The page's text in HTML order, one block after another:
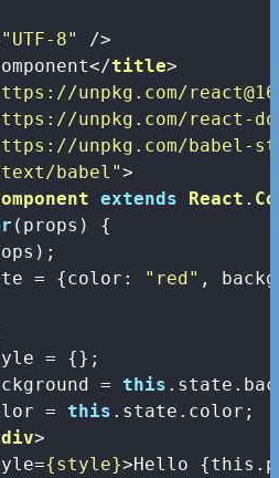
"UTF-8"
/>
</title>
unpkg.com/
unpkg.com/react-
unpkg.com/babel-
babel">
extends React .
(props) {
= {color : "red" ,
= {};
=
this
=
this .state.color;
div>
={style}>Hello